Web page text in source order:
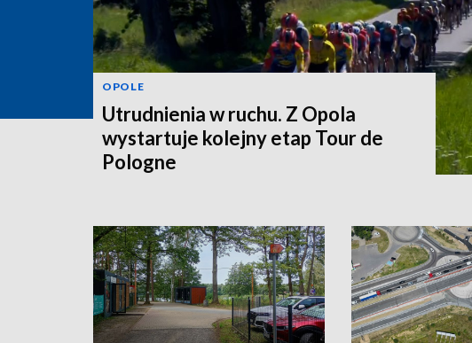
OPOLE
Utrudnienia w ruchu. Z Opola
wystartuje kolejny etap Tour de
Pologne